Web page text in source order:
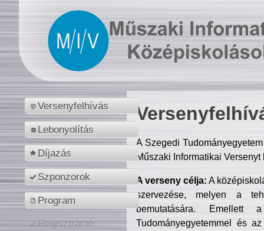
Versenyfelhívás
Lebonyolítás
Díjazás
Szponzorok
Program
Regisztráció
A Szegedi
Műszaki Informatikai
A verseny célja: A
szervezése, melyen a
bemutatására. Emellett
Tudományegyetemmel és